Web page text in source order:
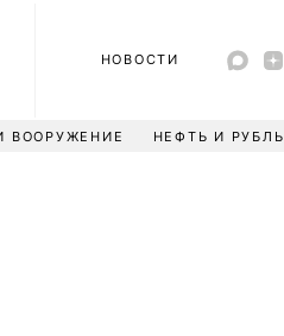
НОВОСТИ
ВООРУЖЕНИЕ НЕФТЬ И РУБЛЬ